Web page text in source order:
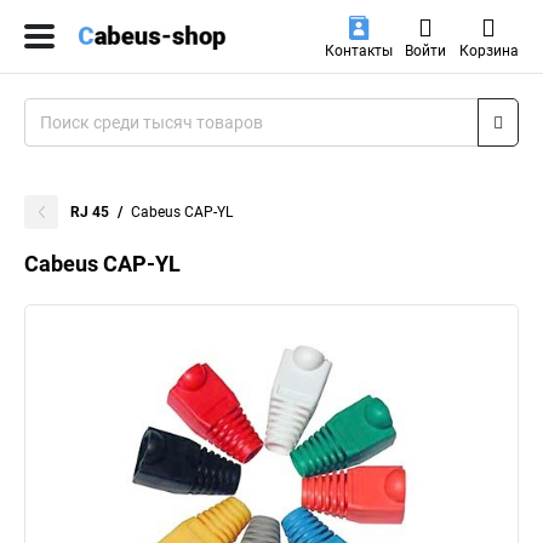
Контакты Войти Корзина
RJ 45 Cabeus CAP-YL
Cabeus CAP-YL